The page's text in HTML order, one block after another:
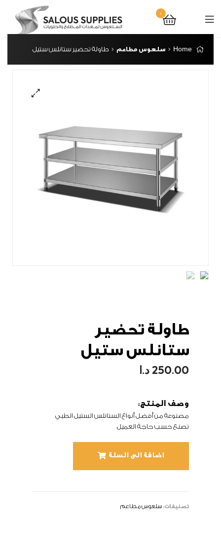
0
Home سلعوس مطاعم طاولة تحضير ستانلس ستيل
طاولة تحضير
ستانلس ستيل
250.00 د.ا
وصف المنتج:
مصنوعة من أفضل أنواع الستانلس الستيل الطبي
تصنع حسب حاجة العميل
اضافة الى السلة
تصنيفات: سلعوس مطاعم